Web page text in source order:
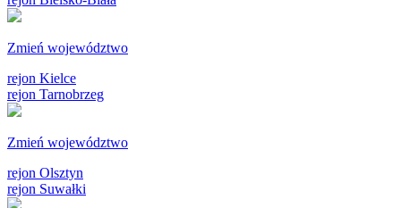
Zmień województwo
rejon Kielce
rejon Tarnobrzeg
Zmień województwo
rejon Olsztyn
rejon Suwałki